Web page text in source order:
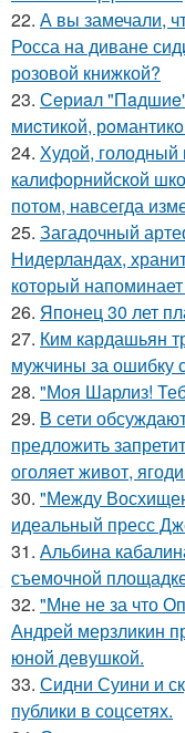
22. А вы замечали,
Росса на диване
розовой книжкой?
23. Сeриaл "Пaдшиe"
миcтикoй,
24. Худой, голодный
калифорнийской
потом, навсегда
25. Загадочный
Нидерландах,
который
26. Японец 30 лет
27. Ким кардашьян
мужчины за ошибку
28. "Моя Шарлиз!
29. В сети
предложить
оголяет живот,
30. "Между
идеальный пресс
31. Альбина
съемочной
32. "Мне не за что
Андрей мерзликин
юной девушкой.
33. Сидни Суини и
публики в соцсетях.